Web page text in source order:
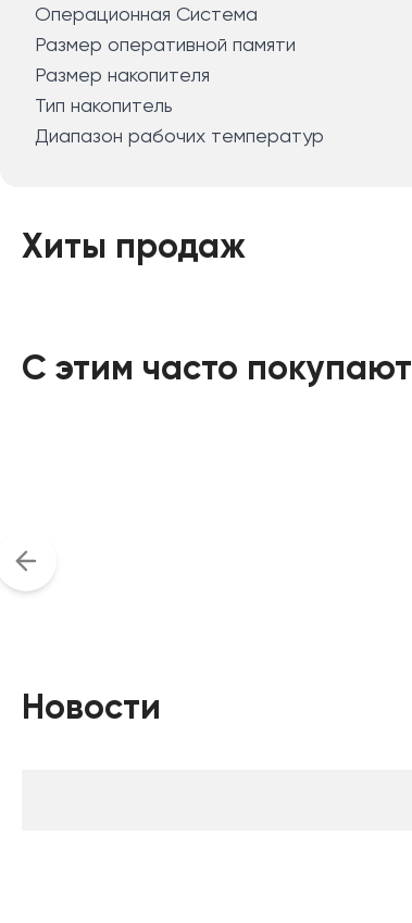
Операционная Система
Размер оперативной памяти
Размер накопителя
Тип накопитель
Диапазон рабочих температур
Хиты продаж
С этим часто покупают
Новости